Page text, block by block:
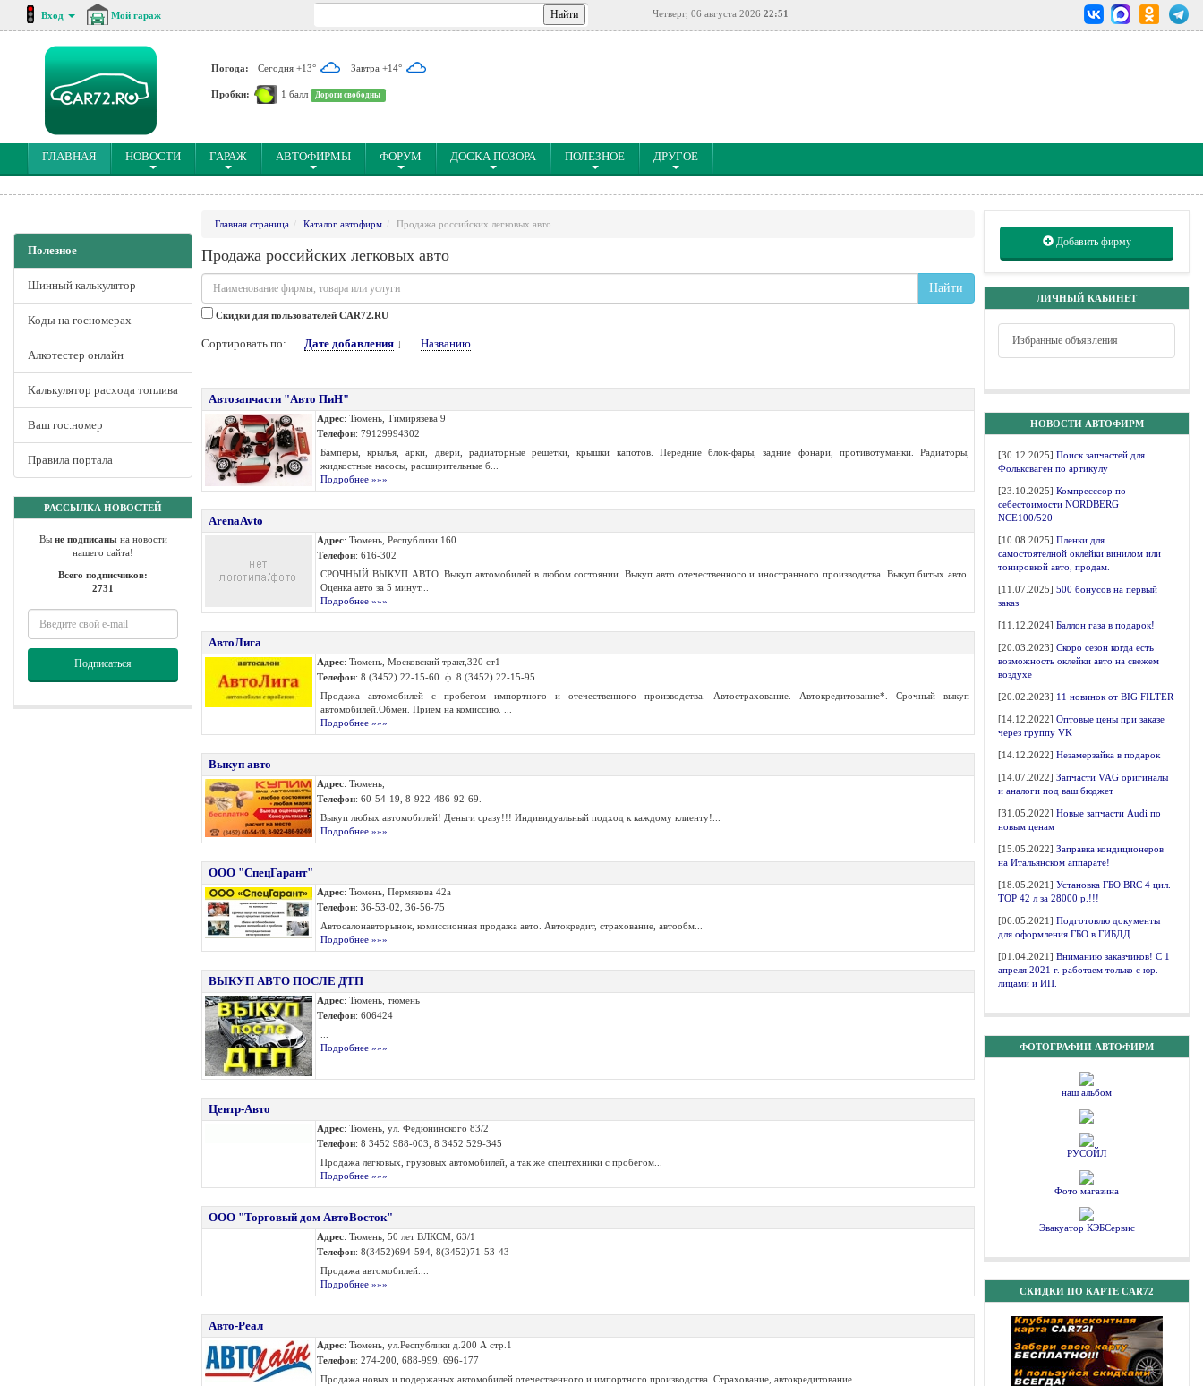
Вход Мой гараж Четверг, 06 августа 2026 22:51
Погода: Сегодня +13° Завтра +14°
Пробки: 1 балл Дороги свободны
ГЛАВНАЯ(CURRENT)
НОВОСТИ ГАРАЖ АВТОФИРМЫ ФОРУМ ДОСКА ПОЗОРА ПОЛЕЗНОЕ ДРУГОЕ
Полезное
Шинный калькулятор
Коды на госномерах
Алкотестер онлайн
Калькулятор расхода топлива
Ваш гос.номер
Правила портала
РАССЫЛКА НОВОСТЕЙ
Вы не подписанына новости
нашего сайта!
Всего подписчиков:
2731
Подписаться
Добавить фирму
ЛИЧНЫЙ КАБИНЕТ
Избранные объявления
НОВОСТИ АВТОФИРМ
[30.12.2025] Поиск запчастей для
Фольксваген по артикулу
[23.10.2025] Компресссор по
себестоимости NORDBERG
NCE100/520
[10.08.2025] Пленки для
самостоятелной оклейки винилом или
тонировкой авто, продам.
[11.07.2025] 500 бонусов на первый
заказ
[11.12.2024] Баллон газа в подарок!
[20.03.2023] Скоро сезон когда есть
возможность оклейки авто на свежем
воздухе
[20.02.2023] 11 новинок от BIG FILTER
[14.12.2022] Оптовые цены при заказе
через группу VK
[14.12.2022] Незамерзайка в подарок
[14.07.2022] Запчасти VAG оригиналы
и аналоги под ваш бюджет
[31.05.2022] Новые запчасти Audi по
новым ценам
[15.05.2022] Заправка кондиционеров
на Итальянском аппарате!
[18.05.2021] Установка ГБО BRC 4 цил.
ТОР 42 л за 28000 р.!!!
[06.05.2021] Подготовлю документы
для оформления ГБО в ГИБДД
[01.04.2021] Вниманию заказчиков! С 1
апреля 2021 г. работаем только с юр.
лицами и ИП.
ФОТОГРАФИИ АВТОФИРМ
наш альбом
РУСОЙЛ
Фото магазина
Эвакуатор КЭБСервис
СКИДКИ ПО КАРТЕ CAR72
Главная страница Каталог автофирм Продажа российских легковых авто
Продажа российских легковых авто
Найти
Cкидки для пользователей CAR72.RU
Сортировать по: Дате добавления ↓ Названию
Автозапчасти "Авто ПиН"
Адрес: Тюмень, Тимирязева 9
Телефон: 79129994302
Бамперы, крылья, арки, двери, радиаторные решетки, крышки капотов. Передние блок-фары, задние фонари, противотуманки. Радиаторы,
жидкостные насосы, расширительные б...
Подробнее »»»
ArenaAvto
Адрес: Тюмень, Республики 160
Телефон: 616-302
СРОЧНЫЙ ВЫКУП АВТО. Выкуп автомобилей в любом состоянии. Выкуп авто отечественного и иностранного производства. Выкуп битых авто.
Оценка авто за 5 минут...
Подробнее »»»
АвтоЛига
Адрес: Тюмень, Московский тракт,320 ст1
Телефон: 8 (3452) 22-15-60. ф. 8 (3452) 22-15-95.
Продажа автомобилей с пробегом импортного и отечественного производства. Автострахование. Автокредитование*. Срочный выкуп
автомобилей.Обмен. Прием на комиссию. ...
Подробнее »»»
Выкуп авто
Адрес: Тюмень,
Телефон: 60-54-19, 8-922-486-92-69.
Выкуп любых автомобилей! Деньги сразу!!! Индивидуальный подход к каждому клиенту!...
Подробнее »»»
ООО "СпецГарант"
Адрес: Тюмень, Пермякова 42а
Телефон: 36-53-02, 36-56-75
Автосалонавторынок, комиссионная продажа авто. Автокредит, страхование, автообм...
Подробнее »»»
ВЫКУП АВТО ПОСЛЕ ДТП
Адрес: Тюмень, тюмень
Телефон: 606424
Подробнее »»»
Центр-Авто
Адрес: Тюмень, ул. Федюнинского 83/2
Телефон: 8 3452 988-003, 8 3452 529-345
Продажа легковых, грузовых автомобилей, а так же спецтехники с пробегом...
Подробнее »»»
ООО "Торговый дом АвтоВосток"
Адрес: Тюмень, 50 лет ВЛКСМ, 63/1
Телефон: 8(3452)694-594, 8(3452)71-53-43
Продажа автомобилей....
Подробнее »»»
Авто-Реал
Адрес: Тюмень, ул.Республики д.200 А стр.1
Телефон: 274-200, 688-999, 696-177
Продажа новых и подержаных автомобилей отечественного и импортного производства. Страхование, автокредитование....